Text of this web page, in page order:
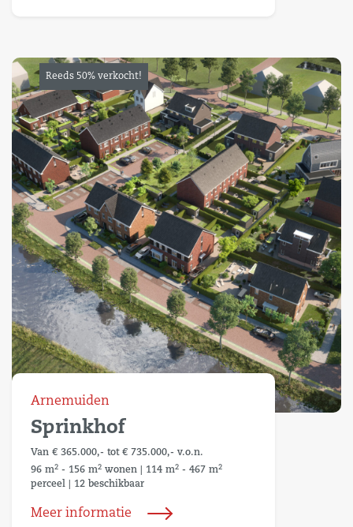
Reeds 50% verkocht!
Arnemuiden
Sprinkhof
Van € 365.000,- tot € 735.000,- v.o.n.
96 m2 - 156 m2 wonen 114 m2 - 467 m2
perceel 12 beschikbaar
Meer informatie